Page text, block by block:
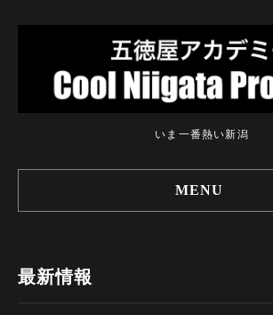
いま一番熱い新潟
MENU
最新情報